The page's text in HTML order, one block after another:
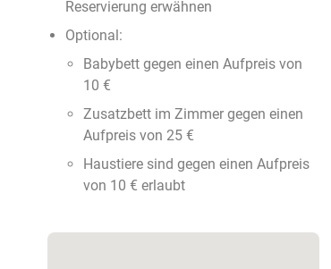
Reservierung erwähnen
Optional:
Babybett gegen einen Aufpreis von
10 €
Zusatzbett im Zimmer gegen einen
Aufpreis von 25 €
Haustiere sind gegen einen Aufpreis
von 10 € erlaubt